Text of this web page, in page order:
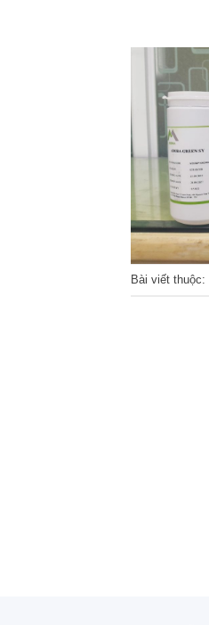
Bài viết thuộc: